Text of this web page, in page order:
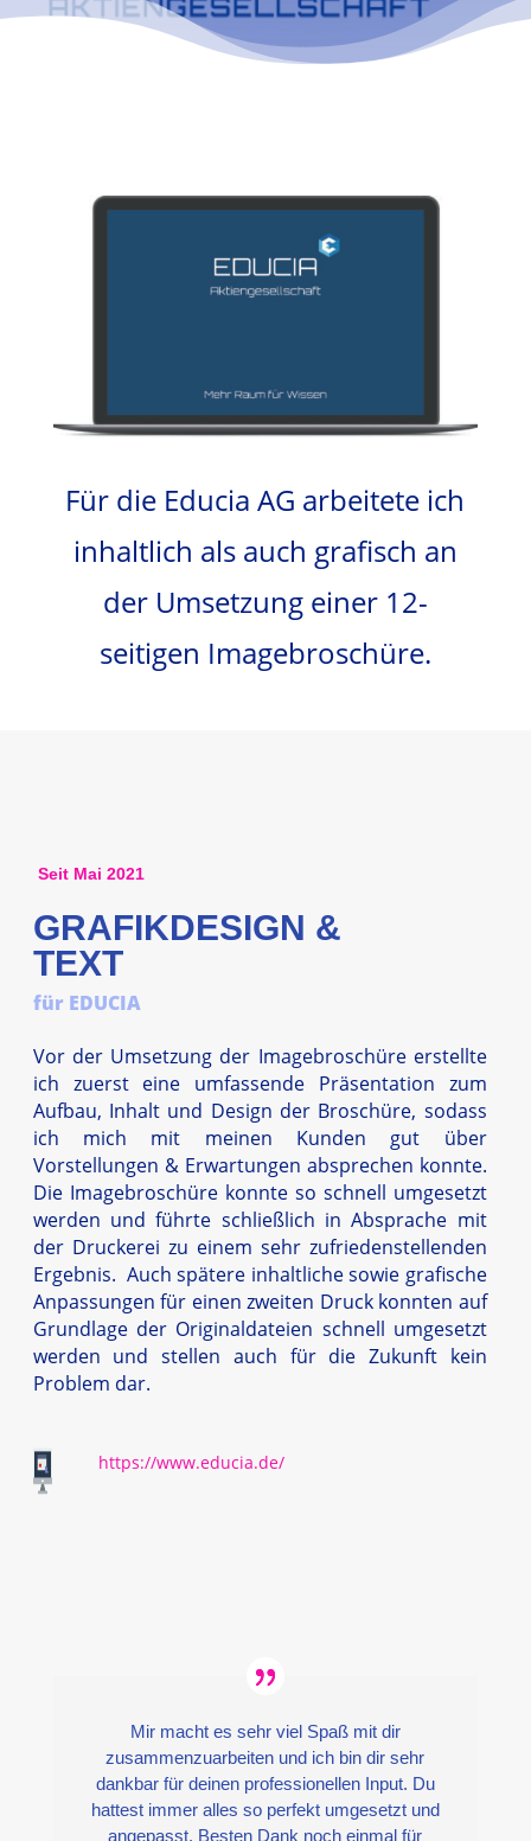
Für die Educia AG arbeitete ich
inhaltlich als auch grafisch an
der Umsetzung einer 12-
seitigen Imagebroschüre.
Seit Mai 2021
GRAFIKDESIGN &
TEXT
für EDUCIA
Vor der Umsetzung der Imagebroschüre erstellte
ich zuerst eine umfassende Präsentation zum
Aufbau, Inhalt und Design der Broschüre, sodass
ich mich mit meinen Kunden gut über
Vorstellungen & Erwartungen absprechen konnte.
Die Imagebroschüre konnte so schnell umgesetzt
werden und führte schließlich in Absprache mit
der Druckerei zu einem sehr zufriedenstellenden
Ergebnis. Auch spätere inhaltliche sowie grafische
Anpassungen für einen zweiten Druck konnten auf
Grundlage der Originaldateien schnell umgesetzt
werden und stellen auch für die Zukunft kein
Problem dar.
https://www.educia.de/
Mir macht es sehr viel Spaß mit dir
zusammenzuarbeiten und ich bin dir sehr
dankbar für deinen professionellen Input. Du
hattest immer alles so perfekt umgesetzt und
angepasst. Besten Dank noch einmal für